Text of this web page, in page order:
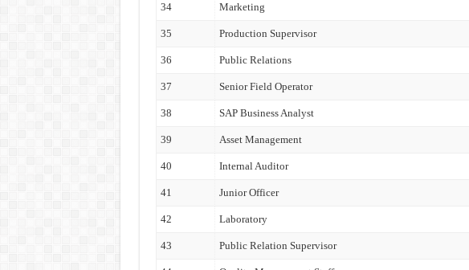
34 Marketing
35 Production Supervisor
36 Public Relations
37 Senior Field Operator
38 SAP Business Analyst
39 Asset Management
40 Internal Auditor
41 Junior Officer
42 Laboratory
43 Public Relation Supervisor